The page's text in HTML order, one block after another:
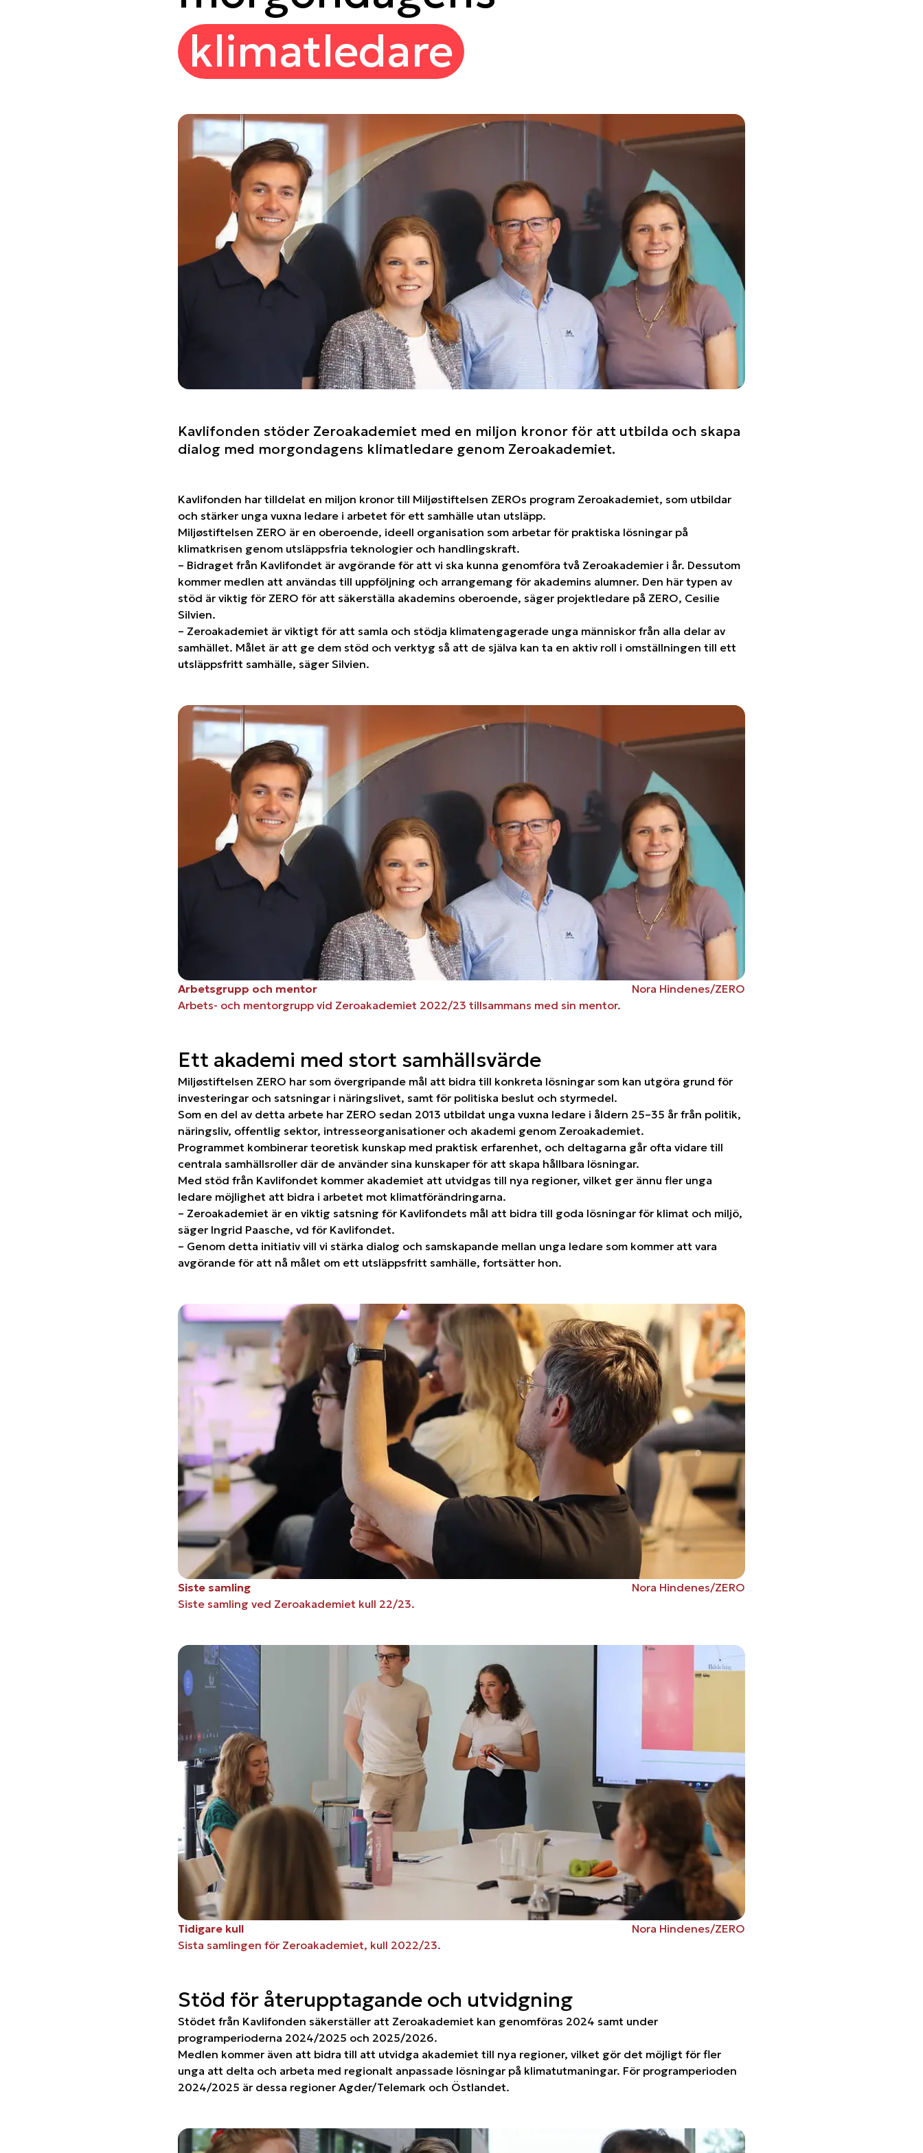
klimatledare
Kavlifonden stöder Zeroakademiet med en miljon kronor för att utbilda och skapa
dialog med morgondagens klimatledare genom Zeroakademiet.
Kavlifonden har tilldelat en miljon kronor till Miljøstiftelsen ZEROs program Zeroakademiet, som utbildar
och stärker unga vuxna ledare i arbetet för ett samhälle utan utsläpp.
Miljøstiftelsen ZERO är en oberoende, ideell organisation som arbetar för praktiska lösningar på
klimatkrisen genom utsläppsfria teknologier och handlingskraft.
– Bidraget från Kavlifondet är avgörande för att vi ska kunna genomföra två Zeroakademier i år. Dessutom
kommer medlen att användas till uppföljning och arrangemang för akademins alumner. Den här typen av
stöd är viktig för ZERO för att säkerställa akademins oberoende, säger projektledare på ZERO, Cesilie
Silvien.
– Zeroakademiet är viktigt för att samla och stödja klimatengagerade unga människor från alla delar av
samhället. Målet är att ge dem stöd och verktyg så att de själva kan ta en aktiv roll i omställningen till ett
utsläppsfritt samhälle, säger Silvien.
Arbetsgrupp och mentor
Arbets- och mentorgrupp vid Zeroakademiet 2022/23 tillsammans med sin mentor.
Nora Hindenes/ZERO
Ett akademi med stort samhällsvärde
Miljøstiftelsen ZERO har som övergripande mål att bidra till konkreta lösningar som kan utgöra grund för
investeringar och satsningar i näringslivet, samt för politiska beslut och styrmedel.
Som en del av detta arbete har ZERO sedan 2013 utbildat unga vuxna ledare i åldern 25–35 år från politik,
näringsliv, offentlig sektor, intresseorganisationer och akademi genom Zeroakademiet.
Programmet kombinerar teoretisk kunskap med praktisk erfarenhet, och deltagarna går ofta vidare till
centrala samhällsroller där de använder sina kunskaper för att skapa hållbara lösningar.
Med stöd från Kavlifondet kommer akademiet att utvidgas till nya regioner, vilket ger ännu fler unga
ledare möjlighet att bidra i arbetet mot klimatförändringarna.
– Zeroakademiet är en viktig satsning för Kavlifondets mål att bidra till goda lösningar för klimat och miljö,
säger Ingrid Paasche, vd för Kavlifondet.
– Genom detta initiativ vill vi stärka dialog och samskapande mellan unga ledare som kommer att vara
avgörande för att nå målet om ett utsläppsfritt samhälle, fortsätter hon.
Siste samling
Siste samling ved Zeroakademiet kull 22/23.
Nora Hindenes/ZERO
Tidigare kull
Sista samlingen för Zeroakademiet, kull 2022/23.
Nora Hindenes/ZERO
Stöd för återupptagande och utvidgning
Stödet från Kavlifonden säkerställer att Zeroakademiet kan genomföras 2024 samt under
programperioderna 2024/2025 och 2025/2026.
Medlen kommer även att bidra till att utvidga akademiet till nya regioner, vilket gör det möjligt för fler
unga att delta och arbeta med regionalt anpassade lösningar på klimatutmaningar. För programperioden
2024/2025 är dessa regioner Agder/Telemark och Östlandet.